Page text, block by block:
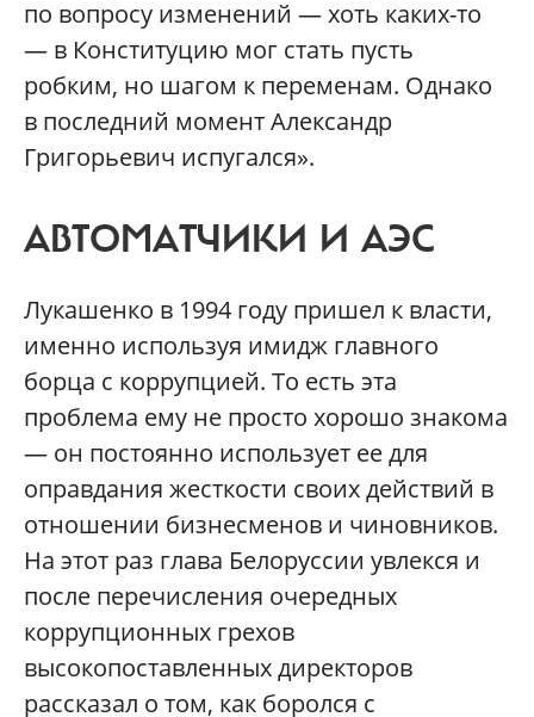
по вопросу изменений — хоть каких-то
— в Конституцию мог стать пусть
робким, но шагом к переменам. Однако
в последний момент Александр
Григорьевич испугался».
АВТОМАТЧИКИ И АЭС
Лукашенко в 1994 году пришел к власти,
именно используя имидж главного
борца с коррупцией. То есть эта
проблема ему не просто хорошо знакома
— он постоянно использует ее для
оправдания жесткости своих действий в
отношении бизнесменов и чиновников.
На этот раз глава Белоруссии увлекся и
после перечисления очередных
коррупционных грехов
высокопоставленных директоров
рассказал о том, как боролся с